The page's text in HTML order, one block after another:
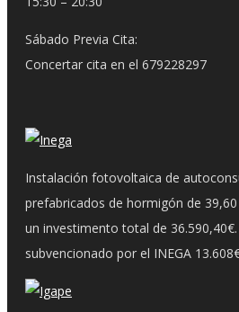
Sábado Previa Cita:
Concertar cita en el 679228297
Instalación fotovoltaica de
prefabricados de hormigón de
un investimento total de
subvencionado por el INEGA